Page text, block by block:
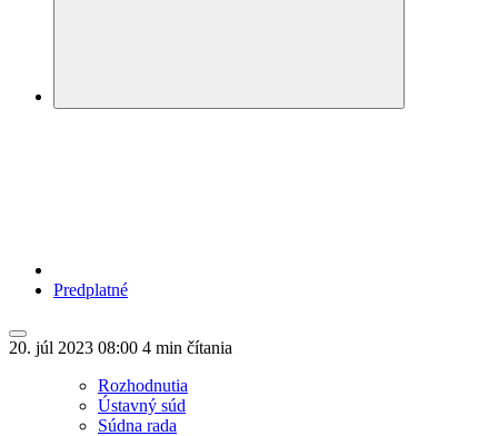
Predplatné
20. júl 2023 08:00 4 min čítania
Rozhodnutia
Ústavný súd
Súdna rada